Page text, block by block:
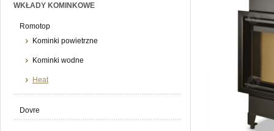
WKŁADY KOMINKOWE
Romotop
Kominki powietrzne
Kominki wodne
Heat
Dovre